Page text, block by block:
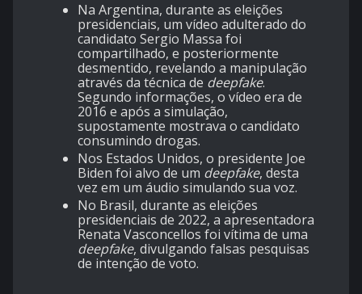
Na Argentina, durante as eleições
presidenciais, um vídeo adulterado do
candidato Sergio Massa foi
compartilhado, e posteriormente
desmentido, revelando a manipulação
através da técnica de deepfake.
Segundo informações, o vídeo era de
2016 e após a simulação,
supostamente mostrava o candidato
consumindo drogas.
Nos Estados Unidos, o presidente Joe
Biden foi alvo de um deepfake, desta
vez em um áudio simulando sua voz.
No Brasil, durante as eleições
presidenciais de 2022, a apresentadora
Renata Vasconcellos foi vítima de uma
deepfake, divulgando falsas pesquisas
de intenção de voto.